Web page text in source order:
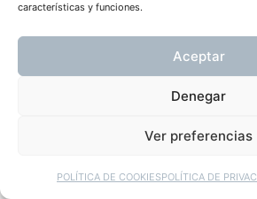
características y funciones.
Aceptar
Denegar
Ver preferencias
POLÍTICA DE COOKIESPOLÍTICA DE